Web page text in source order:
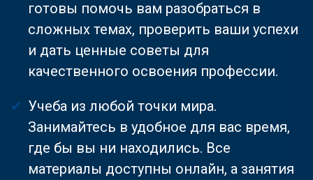
готовы помочь вам разобраться в
сложных темах, проверить ваши успехи
и дать ценные советы для
качественного освоения профессии.
Учеба из любой точки мира.
Занимайтесь в удобное для вас время,
где бы вы ни находились. Все
материалы доступны онлайн, а занятия